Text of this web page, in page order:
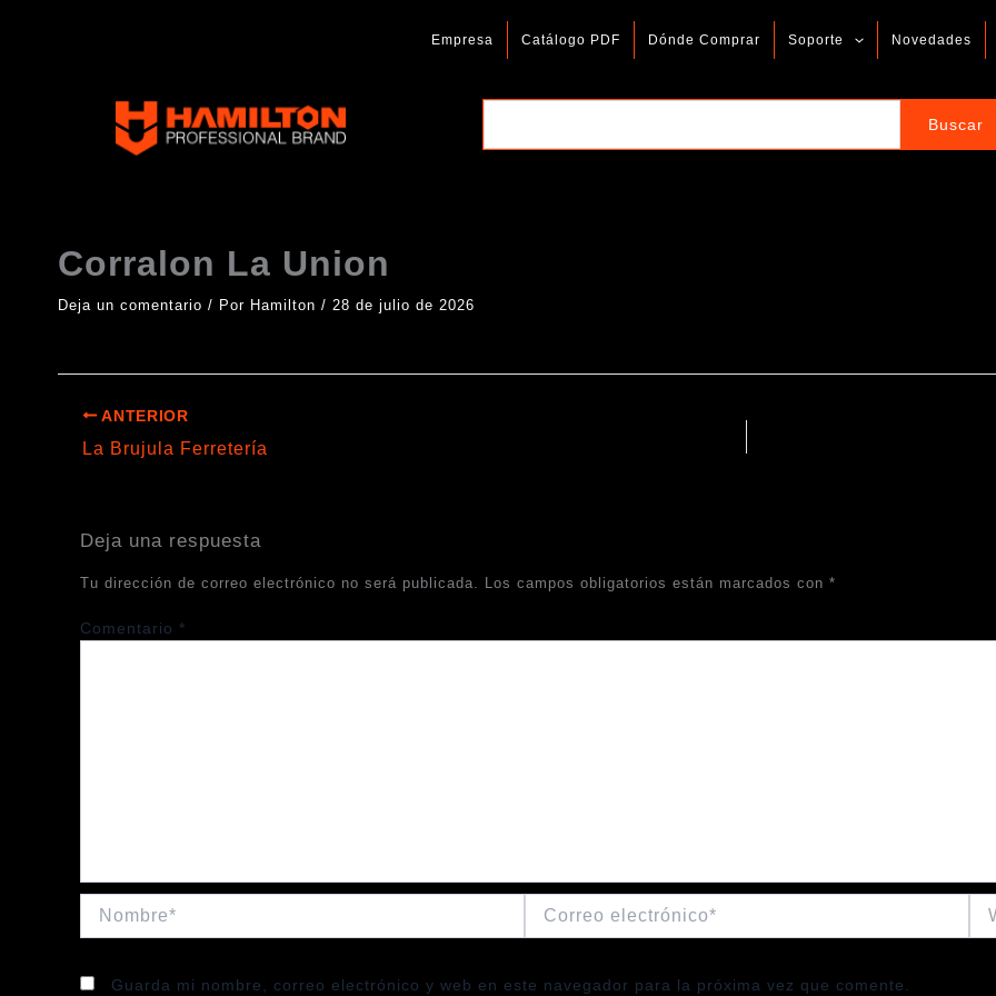
Empresa Catálogo PDF Dónde Comprar Soporte Novedades
Corralon La Union
Deja un comentario / Por Hamilton / 28 de julio de 2026
ANTERIOR
La Brujula Ferretería
Deja una respuesta
Tu dirección de correo electrónico no será publicada. Los campos obligatorios están marcados con *
Comentario *
electrónico*
Guarda mi nombre, correo electrónico y web en este navegador para la próxima vez que comente.